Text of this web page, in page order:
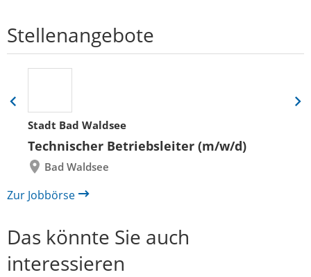
Stellenangebote
Stadt Bad Waldsee
Technischer Betriebsleiter (m/w/d)
Bad Waldsee
Folie
zurück
Eine
Zur Jobbörse
Das könnte Sie auch
interessieren